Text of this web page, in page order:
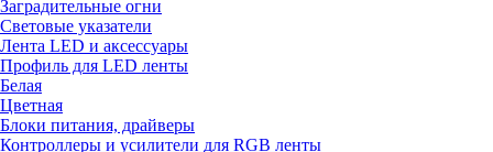
Заградительные огни
Световые указатели
Лента LED и аксессуары
Профиль для LED ленты
Белая
Цветная
Блоки питания, драйверы
Контроллеры и усилители для RGB ленты